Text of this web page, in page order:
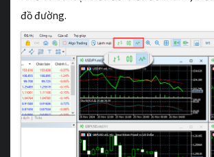
đồ đường.